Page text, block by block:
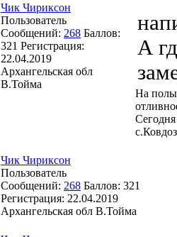
Чик Чириксон
Пользователь
Сообщений: 268 Баллов:
321 Регистрация:
22.04.2019
Архангельская обл
В.Тойма
А
На
Чик Чириксон
Пользователь
Сообщений: 268 Баллов: 321
Регистрация: 22.04.2019
Архангельская обл В.Тойма